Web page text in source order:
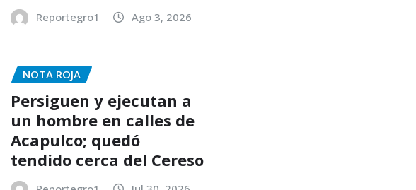
Reportegro1 Ago 3, 2026
NOTA ROJA
Persiguen y ejecutan a
un hombre en calles de
Acapulco; quedó
tendido cerca del Cereso